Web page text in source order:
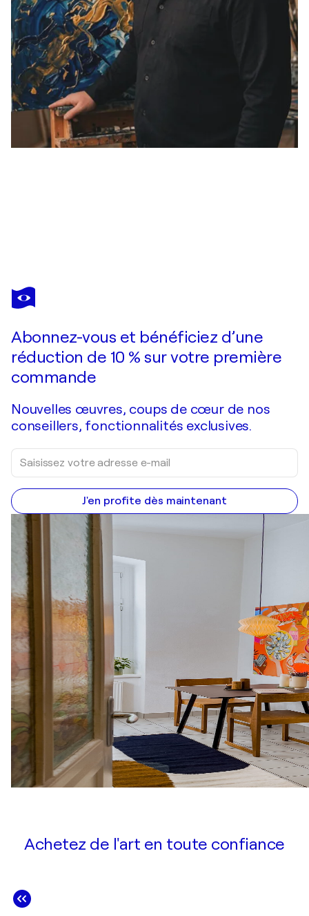
STEVEN ELIJAH NEUHAUS
Die drei weißen Männer die Sterne deuten können
Abonnez-vous et bénéficiez d’une
réduction de 10 % sur votre première
commande
Nouvelles œuvres, coups de cœur de nos
conseillers, fonctionnalités exclusives.
J'en profite dès maintenant
Achetez de l'art en toute confiance